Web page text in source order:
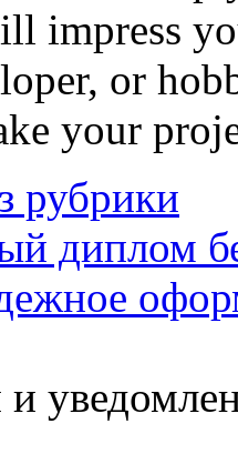
impress
or
your
рубрики
диплом